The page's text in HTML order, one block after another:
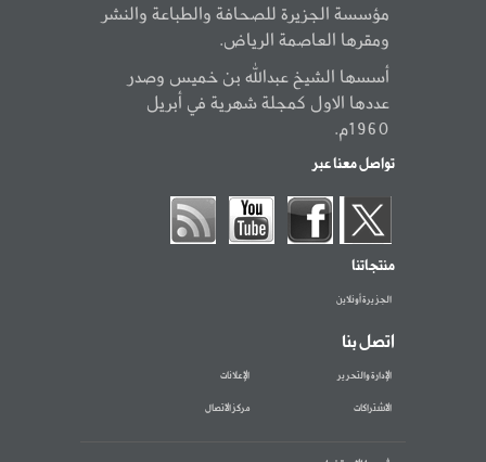
مؤسسة الجزيرة للصحافة والطباعة والنشر
ومقرها العاصمة الرياض.
أسسها الشيخ عبدالله بن خميس وصدر
عددها الاول كمجلة شهرية في أبريل
1960م.
تواصل معنا عبر
منتجاتنا
الجزيرة أونلاين
اتصل بنا
الإدارة والتحرير الإعلانات
الاشتراكات مركز الاتصال